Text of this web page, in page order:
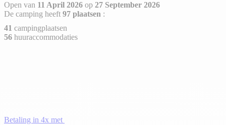
Open van 11 April 2026 op 27 September 2026
De camping heeft 97 plaatsen :
41 campingplaatsen
56 huuraccommodaties
Betaling in 4x met